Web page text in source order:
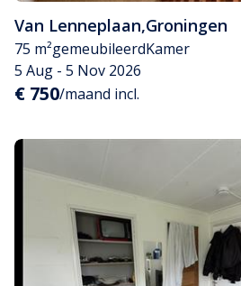
Van Lenneplaan,Groningen
75 m²gemeubileerdKamer
5 Aug - 5 Nov 2026
€ 750/maand incl.